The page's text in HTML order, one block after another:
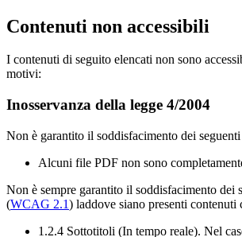
Contenuti non accessibili
I contenuti di seguito elencati non sono
motivi:
Inosservanza della legge 4/2004
Non è garantito il soddisfacimento dei
Alcuni file PDF non sono
Non è sempre garantito il soddisfacimento dei
(WCAG 2.1) laddove siano presenti contenuti
1.2.4 Sottotitoli (In tempo reale). Nel